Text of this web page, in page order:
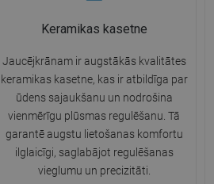
Keramikas kasetne
Jaucējkrānam ir augstākās kvalitātes
keramikas kasetne, kas ir atbildīga par
ūdens sajaukšanu un nodrošina
vienmērīgu plūsmas regulēšanu. Tā
garantē augstu lietošanas komfortu
ilglaicīgi, saglabājot regulēšanas
vieglumu un precizitāti.